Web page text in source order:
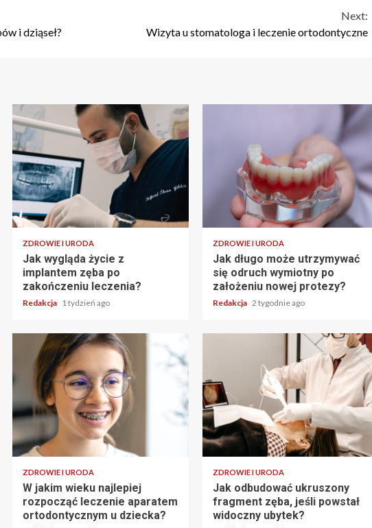
i dziąseł?
Next:
Wizyta u stomatologa i leczenie ortodontyczne
ZDROWIE I URODA
Jak wygląda życie z
implantem zęba po
zakończeniu leczenia?
Redakcja 1 tydzień ago
ZDROWIE I URODA
Jak długo może utrzymywać
się odruch wymiotny po
założeniu nowej protezy?
Redakcja 2 tygodnie ago
ZDROWIE I URODA
W jakim wieku najlepiej
rozpocząć leczenie aparatem
ortodontycznym u dziecka?
ZDROWIE I URODA
Jak odbudować ukruszony
fragment zęba, jeśli powstał
widoczny ubytek?